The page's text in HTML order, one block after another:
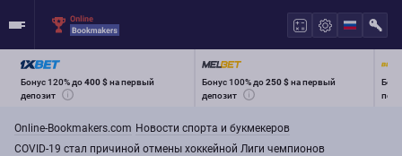
Бонус 120% до400 $на первый
депозит
Бонус 100% до250 $на первый
депозит
Online-Bookmakers.com Новости спорта и букмекеров
COVID-19 стал причиной отмены хоккейной Лиги чемпионов